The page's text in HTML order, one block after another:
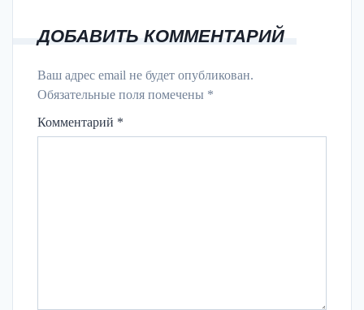
ДОБАВИТЬ КОММЕНТАРИЙ
Ваш адрес email не будет опубликован.
Обязательные поля помечены *
Комментарий *